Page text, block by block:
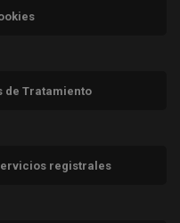
de Tratamiento
registrales